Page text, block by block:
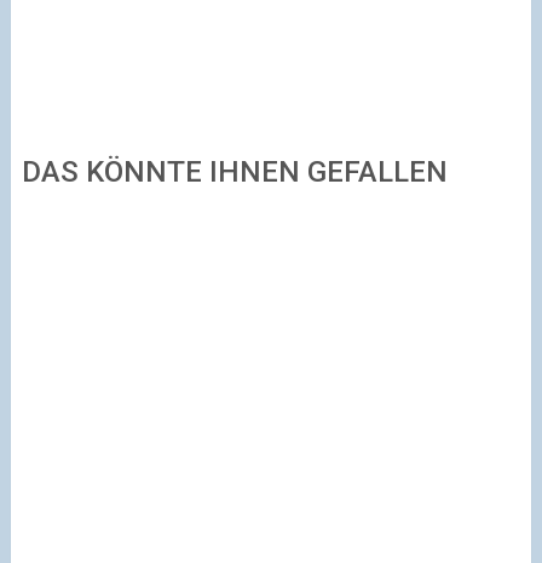
DAS KÖNNTE IHNEN GEFALLEN